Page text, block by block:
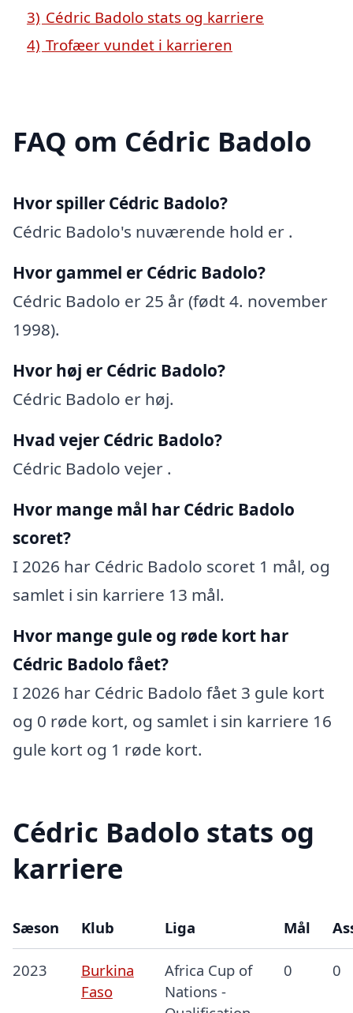
3) Cédric Badolo stats og karriere
4) Trofæer vundet i karrieren
FAQ om Cédric Badolo
Hvor spiller Cédric Badolo?
Cédric Badolo's nuværende hold er .
Hvor gammel er Cédric Badolo?
Cédric Badolo er 25 år (født 4. november
1998).
Hvor høj er Cédric Badolo?
Cédric Badolo er høj.
Hvad vejer Cédric Badolo?
Cédric Badolo vejer .
Hvor mange mål har Cédric Badolo
scoret?
I 2026 har Cédric Badolo scoret 1 mål, og
samlet i sin karriere 13 mål.
Hvor mange gule og røde kort har
Cédric Badolo fået?
I 2026 har Cédric Badolo fået 3 gule kort
og 0 røde kort, og samlet i sin karriere 16
gule kort og 1 røde kort.
Cédric Badolo stats og
karriere
Sæson Klub Liga Mål
2023
Burkina
Faso
Africa Cup of
Nations -
0 0